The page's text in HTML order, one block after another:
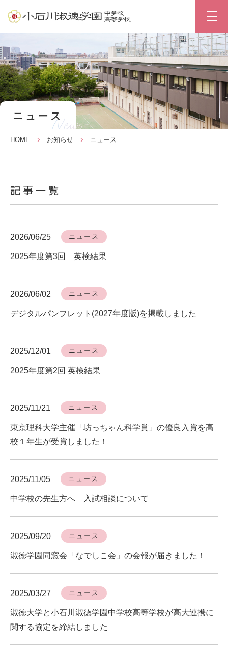
ニュース
News
HOME お知らせ ニュース
記事一覧
2026/06/25 ニュース
2025年度第3回 英検結果
2026/06/02 ニュース
デジタルパンフレット(2027年度版)を掲載しました
2025/12/01 ニュース
2025年度第2回 英検結果
2025/11/21 ニュース
東京理科大学主催「坊っちゃん科学賞」の優良入賞を高
校１年生が受賞しました！
2025/11/05 ニュース
中学校の先生方へ 入試相談について
2025/09/20 ニュース
淑徳学園同窓会「なでしこ会」の会報が届きました！
2025/03/27 ニュース
淑徳大学と小石川淑徳学園中学校高等学校が高大連携に
関する協定を締結しました